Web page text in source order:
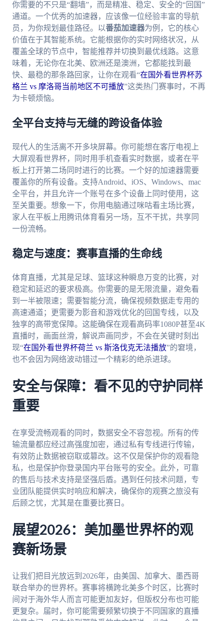
你需要的不只是“翻墙”，而是精准、稳定、安全的“回国”
通道。一个优秀的加速器，应该像一位经验丰富的导航
员，为你规划最佳路径。以番茄加速器为例，它的核心
价值在于其智能系统。它能根据你的实时网络状况，从
覆盖全球的节点中，智能推荐并切换到最优线路。这意
味着，无论你在北美、欧洲还是澳洲，它都能找到最
快、最稳的那条路回家，让你在观看“在国外看世界杯苏
格兰 vs 摩洛哥当前地区不可播放”这类热门赛事时，不再
为卡顿烦恼。
全平台支持与无缝的跨设备体验
现代人的生活离不开多块屏幕。你可能想在客厅电视上
大屏观看世界杯，同时用手机查看实时数据，或者在平
板上打开第二场同时进行的比赛。一个好的加速器需要
覆盖你的所有设备。支持Android、iOS、Windows、mac
全平台，并且允许一个账号在多个设备上同时使用，这
至关重要。想象一下，你用电脑通过咪咕看主场比赛，
家人在平板上用腾讯体育看另一场，互不干扰，共享同
一份流畅。
稳定与速度：赛事直播的生命线
体育直播，尤其是足球、篮球这种瞬息万变的比赛，对
稳定和延迟的要求极高。你需要的是无限流量，避免看
到一半被限速；需要智能分流，确保视频数据走专用的
高速通道；更需要为影音和游戏优化的回国专线，以及
独享的高带宽保障。这能确保在观看高码率1080P甚至4K
直播时，画面丝滑，解说声画同步，不会在关键时刻出
现“在国外看世界杯荷兰 vs 斯洛伐克无法播放”的窘境，
也不会因为网络波动错过一个精彩的绝杀进球。
安全与保障：看不见的守护同样
重要
在享受流畅观看的同时，数据安全不容忽视。所有的传
输流量都应经过高强度加密，通过私有专线进行传输，
有效防止数据被窃取或篡改。这不仅是保护你的观看隐
私，也是保护你登录国内平台账号的安全。此外，可靠
的售后与技术支持是坚强后盾。遇到任何技术问题，专
业团队能提供实时响应和解决，确保你的观赛之旅没有
后顾之忧，尤其是在重要比赛日。
展望2026：美加墨世界杯的观
赛新场景
让我们把目光放远到2026年，由美国、加拿大、墨西哥
联合举办的世界杯。赛事将横跨北美多个时区，比赛时
间对于海外华人而言可能更加友好，但版权分布也可能
更复杂。届时，你可能需要频繁切换于不同国家的直播